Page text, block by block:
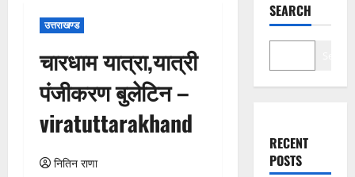
उत्तराखण्ड
चारधाम यात्रा,यात्री
पंजीकरण बुलेटिन –
viratuttarakhand
नितिन राणा
SEARCH
RECENT
POSTS